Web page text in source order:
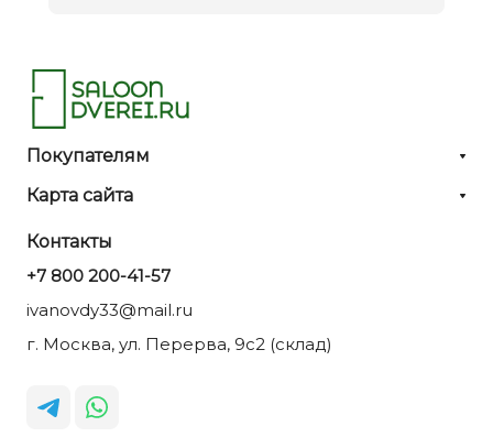
Покупателям
Карта сайта
Контакты
+7 800 200-41-57
ivanovdy33@mail.ru
г. Москва, ул. Перерва, 9с2 (склад)